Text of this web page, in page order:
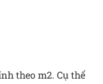
theo m2. Cụ thể